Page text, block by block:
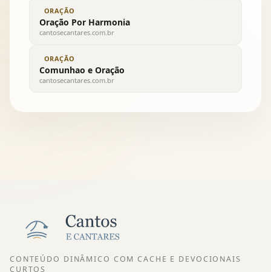
ORAÇÃO
Oração Por Harmonia
cantosecantares.com.br
ORAÇÃO
Comunhao e Oração
cantosecantares.com.br
CONTEÚDO DINÂMICO COM CACHE E DEVOCIONAIS
CURTOS